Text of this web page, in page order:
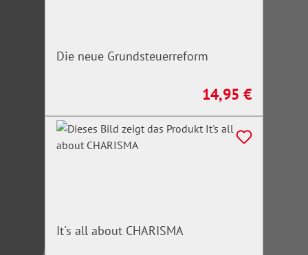
Die neue Grundsteuerreform
Regulärer Preis:
14,95 €
It's all about CHARISMA